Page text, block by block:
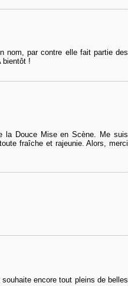
nom, par contre elle fait partie des
bientôt !
Douce Mise en Scène. Me suis
fraîche et rajeunie. Alors, merci
encore tout pleins de belles